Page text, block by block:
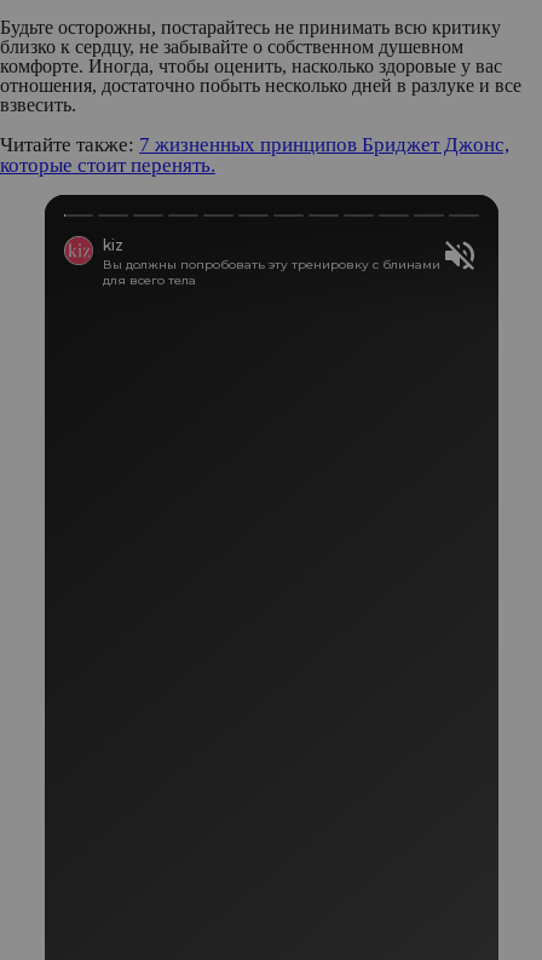
Будьте осторожны, постарайтесь не принимать всю критику
близко к сердцу, не забывайте о собственном душевном
комфорте. Иногда, чтобы оценить, насколько здоровые у вас
отношения, достаточно побыть несколько дней в разлуке и все
взвесить.
Читайте также: 7 жизненных принципов Бриджет Джонс,
которые стоит перенять.